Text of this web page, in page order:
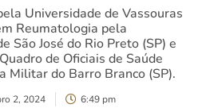
Universidade de Vassouras
Reumatologia pela
São José do Rio Preto (SP) e
de Oficiais de Saúde
Militar do Barro Branco (SP).
2, 2024 6:49 pm